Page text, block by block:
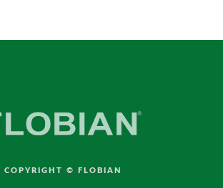
COPYRIGHT © FLOBIAN